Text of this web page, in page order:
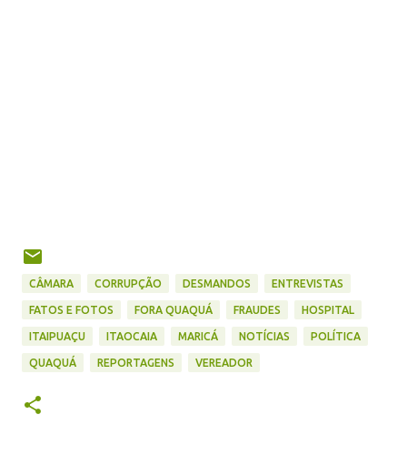
CÂMARA CORRUPÇÃO DESMANDOS ENTREVISTAS
FATOS E FOTOS FORA QUAQUÁ FRAUDES HOSPITAL
ITAIPUAÇU ITAOCAIA MARICÁ NOTÍCIAS POLÍTICA
QUAQUÁ REPORTAGENS VEREADOR